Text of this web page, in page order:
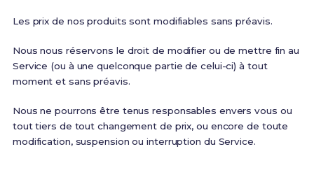
Les prix de nos produits sont modifiables sans préavis.
Nous nous réservons le droit de modifier ou de mettre fin au
Service (ou à une quelconque partie de celui-ci) à tout
moment et sans préavis.
Nous ne pourrons être tenus responsables envers vous ou
tout tiers de tout changement de prix, ou encore de toute
modification, suspension ou interruption du Service.